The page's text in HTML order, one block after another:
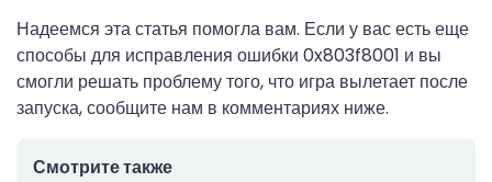
Надеемся эта статья помогла вам. Если у вас есть еще
способы для исправления ошибки 0x803f8001 и вы
смогли решать проблему того, что игра вылетает после
запуска, сообщите нам в комментариях ниже.
Смотрите также